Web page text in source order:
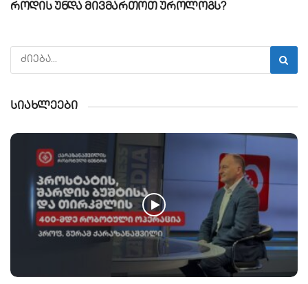
როდის უნდა მივმართოთ უროლოგს?
სიახლეები